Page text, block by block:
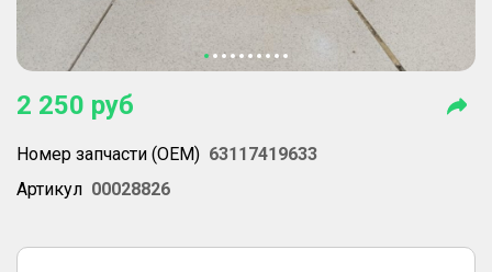
2 250 руб
Номер запчасти (OEM) 63117419633
Артикул 00028826